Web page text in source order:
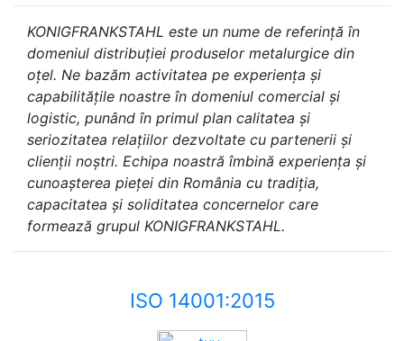
KONIGFRANKSTAHL este un nume de referință în
domeniul distribuției produselor metalurgice din
oțel. Ne bazăm activitatea pe experiența și
capabilitățile noastre în domeniul comercial și
logistic, punând în primul plan calitatea și
seriozitatea relațiilor dezvoltate cu partenerii și
clienții noștri. Echipa noastră îmbină experiența și
cunoașterea pieței din România cu tradiția,
capacitatea și soliditatea concernelor care
formează grupul KONIGFRANKSTAHL.
ISO 14001:2015